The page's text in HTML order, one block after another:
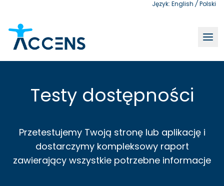
Język: English /Polski
Testy dostępności
Przetestujemy Twoją stronę lub aplikację i
dostarczymy kompleksowy raport
zawierający wszystkie potrzebne informacje